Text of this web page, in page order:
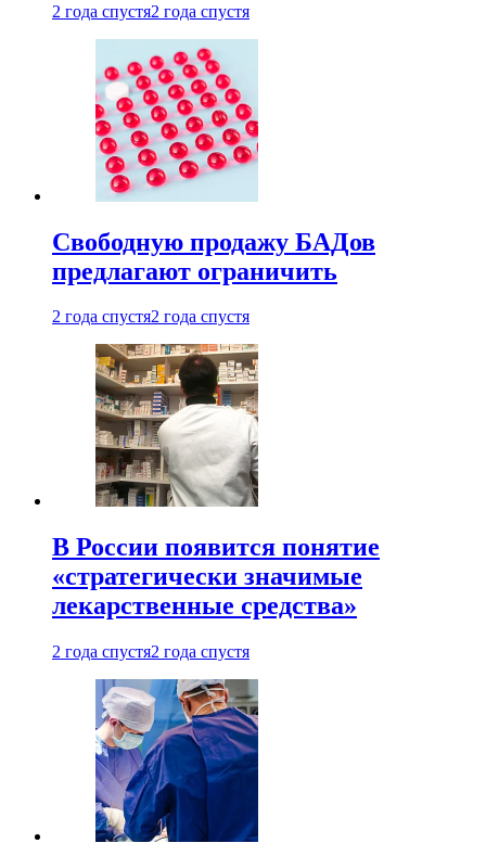
2 года спустя2 года спустя
Свободную продажу БАДов
предлагают ограничить
2 года спустя2 года спустя
В России появится понятие
«стратегически значимые
лекарственные средства»
2 года спустя2 года спустя